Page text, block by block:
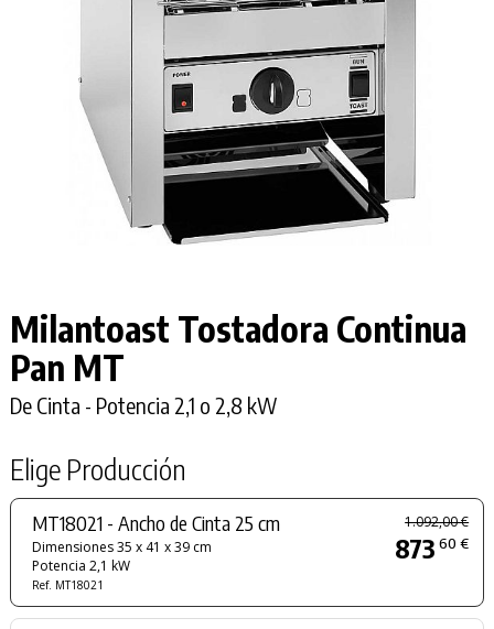
Milantoast Tostadora Continua
Pan MT
De Cinta - Potencia 2,1 o 2,8 kW
Elige Producción
MT18021 - Ancho de Cinta 25 cm
Dimensiones 35 x 41 x 39 cm
Potencia 2,1 kW
Ref. MT18021
1.092,00 €
873 60 €